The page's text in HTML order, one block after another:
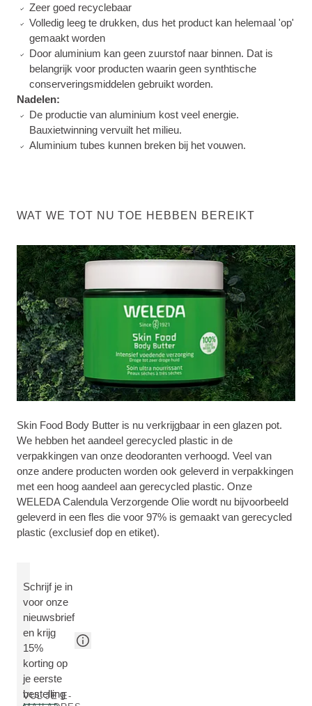
Zeer goed recyclebaar
Volledig leeg te drukken, dus het product kan helemaal 'op'
gemaakt worden
Door aluminium kan geen zuurstof naar binnen. Dat is
belangrijk voor producten waarin geen synthtische
conserveringsmiddelen gebruikt worden.
Nadelen:
De productie van aluminium kost veel energie.
Bauxietwinning vervuilt het milieu.
Aluminium tubes kunnen breken bij het vouwen.
WAT WE TOT NU TOE HEBBEN BEREIKT
Skin Food Body Butter is nu verkrijgbaar in een glazen pot.
We hebben het aandeel gerecycled plastic in de
verpakkingen van onze deodoranten verhoogd. Veel van
onze andere producten worden ook geleverd in verpakkingen
met een hoog aandeel aan gerecycled plastic. Onze
WELEDA Calendula Verzorgende Olie wordt nu bijvoorbeeld
geleverd in een fles die voor 97% is gemaakt van gerecycled
plastic (exclusief dop en etiket).
Schrijf je in
voor onze
nieuwsbrief
en krijg
15%
korting op
je eerste
bestelling
VUL JE E-